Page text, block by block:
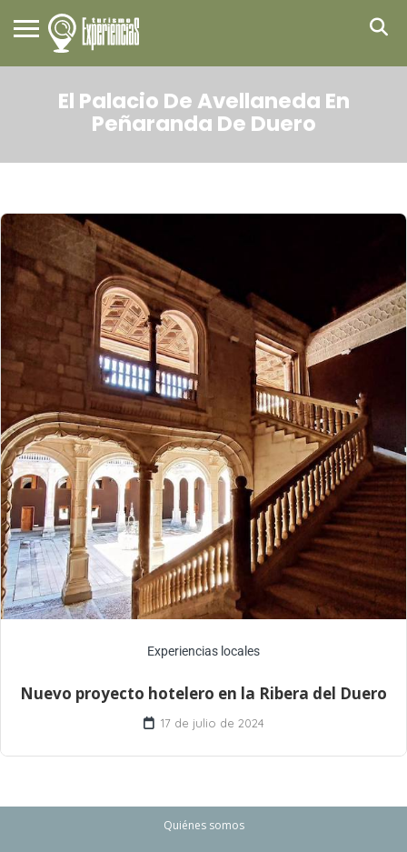
El Palacio De Avellaneda En
Peñaranda De Duero
Experiencias locales
Nuevo proyecto hotelero en la Ribera del Duero
17 de julio de 2024
Quiénes somos